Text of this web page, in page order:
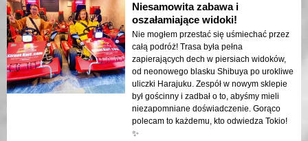
Niesamowita zabawa i
oszałamiające widoki!
Nie mogłem przestać się uśmiechać przez
całą podróż! Trasa była pełna
zapierających dech w piersiach widoków,
od neonowego blasku Shibuya po urokliwe
uliczki Harajuku. Zespół w nowym sklepie
był gościnny i zadbał o to, abyśmy mieli
niezapomniane doświadczenie. Gorąco
polecam to każdemu, kto odwiedza Tokio!
✨